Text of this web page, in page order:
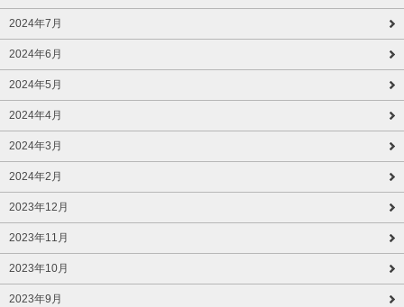
2024年7月
2024年6月
2024年5月
2024年4月
2024年3月
2024年2月
2023年12月
2023年11月
2023年10月
2023年9月